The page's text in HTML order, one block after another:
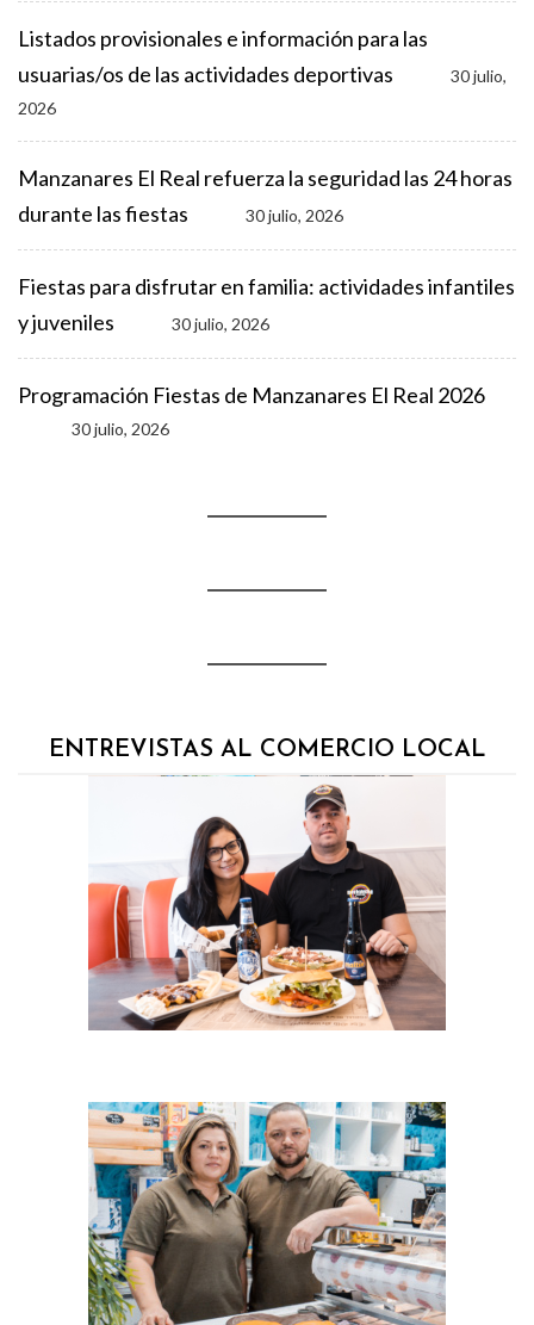
Listados provisionales e información para las
usuarias/os de las actividades deportivas
30 julio,
2026
Manzanares El Real refuerza la seguridad las 24 horas
durante las fiestas
30 julio, 2026
Fiestas para disfrutar en familia: actividades infantiles
y juveniles
30 julio, 2026
Programación Fiestas de Manzanares El Real 2026
30 julio, 2026
ENTREVISTAS AL COMERCIO LOCAL